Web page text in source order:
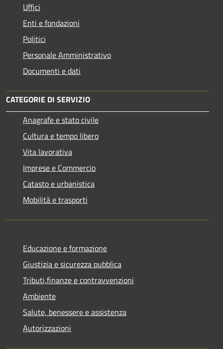
Uffici
Enti e fondazioni
Politici
Personale Amministrativo
Documenti e dati
CATEGORIE DI SERVIZIO
Anagrafe e stato civile
Cultura e tempo libero
Vita lavorativa
Imprese e Commercio
Catasto e urbanistica
Mobilità e trasporti
Educazione e formazione
Giustizia e sicurezza pubblica
Tributi,finanze e contravvenzioni
Ambiente
Salute, benessere e assistenza
Autorizzazioni